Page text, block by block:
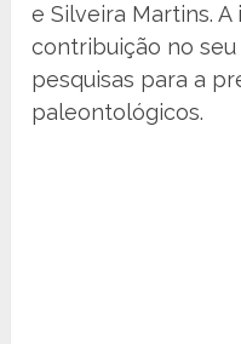
e Silveira Martins.
contribuição no
pesquisas para a
paleontológicos.